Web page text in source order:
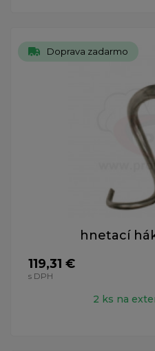
Doprava zadarmo
hnetací
119,31 €
s DPH
2 ks na